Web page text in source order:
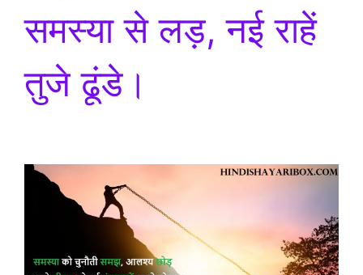
समस्या से लड़, नई राहें
तुजे ढूंडे।